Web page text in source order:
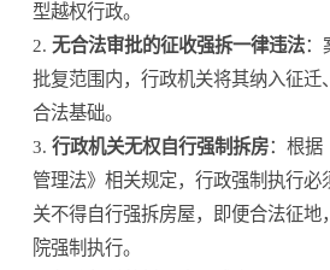
型越权行政。
2. 无合法审批的征收强拆一律违法：
批复范围内，行政机关将其纳入征迁
合法基础。
3. 行政机关无权自行强制拆房：根据
管理法》相关规定，行政强制执行必
关不得自行强拆房屋，即便合法征地
院强制执行。